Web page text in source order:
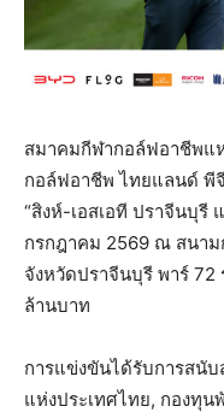
สมาคมกีฬากอล์ฟอาชีพแ
กอล์ฟอาชีพ ไทยแลนด์ พี
“สิงห์-เอสเอที ปราจีนบุรี
กรกฎาคม 2569 ณ สนา
จังหวัดปราจีนบุรี พาร์ 72
ล้านบาท
การแข่งขันได้รับการสนับ
แห่งประเทศไทย, กองทุ